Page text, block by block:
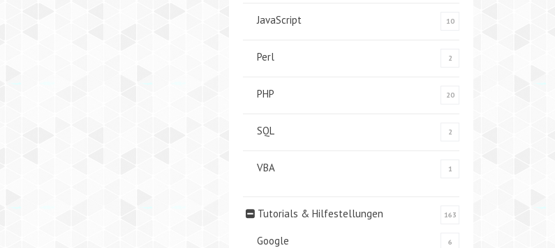
JavaScript 10
Perl 2
PHP 20
SQL 2
VBA 1
Tutorials & Hilfestellungen 163
Google 6